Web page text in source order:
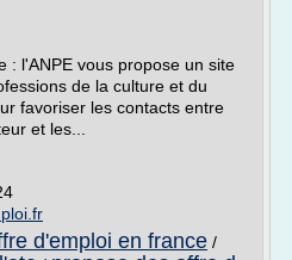
: l'ANPE vous propose un site
de la culture et du
favoriser les contacts entre
et les...
d'emploi en france /